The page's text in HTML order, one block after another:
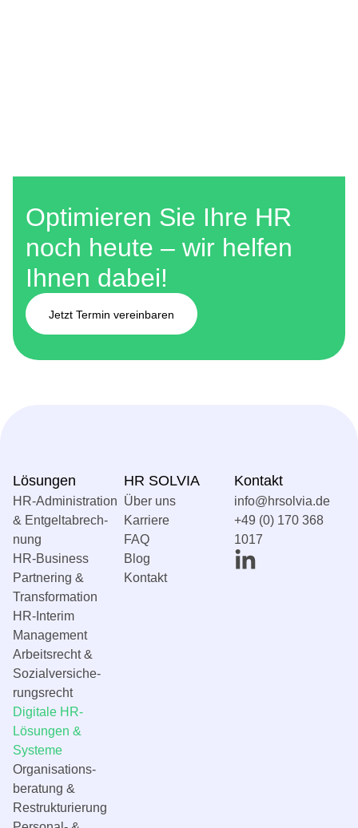
Optimieren Sie Ihre HR
noch heute – wir helfen
Ihnen dabei!
Jetzt Termin vereinbaren
Lösungen
HR-Administration
& Entgelt­abrech­
nung
HR-Business
Partnering &
Transformation
HR-Interim
Management
Arbeitsrecht &
Sozial­versiche­
rungsrecht
Digitale HR-
Lösungen &
Systeme
Organisations­
beratung &
Restrukturierung
HR SOLVIA
Über uns
Karriere
FAQ
Blog
Kontakt
Kontakt
info@hrsolvia.de
+49 (0) 170 368
1017